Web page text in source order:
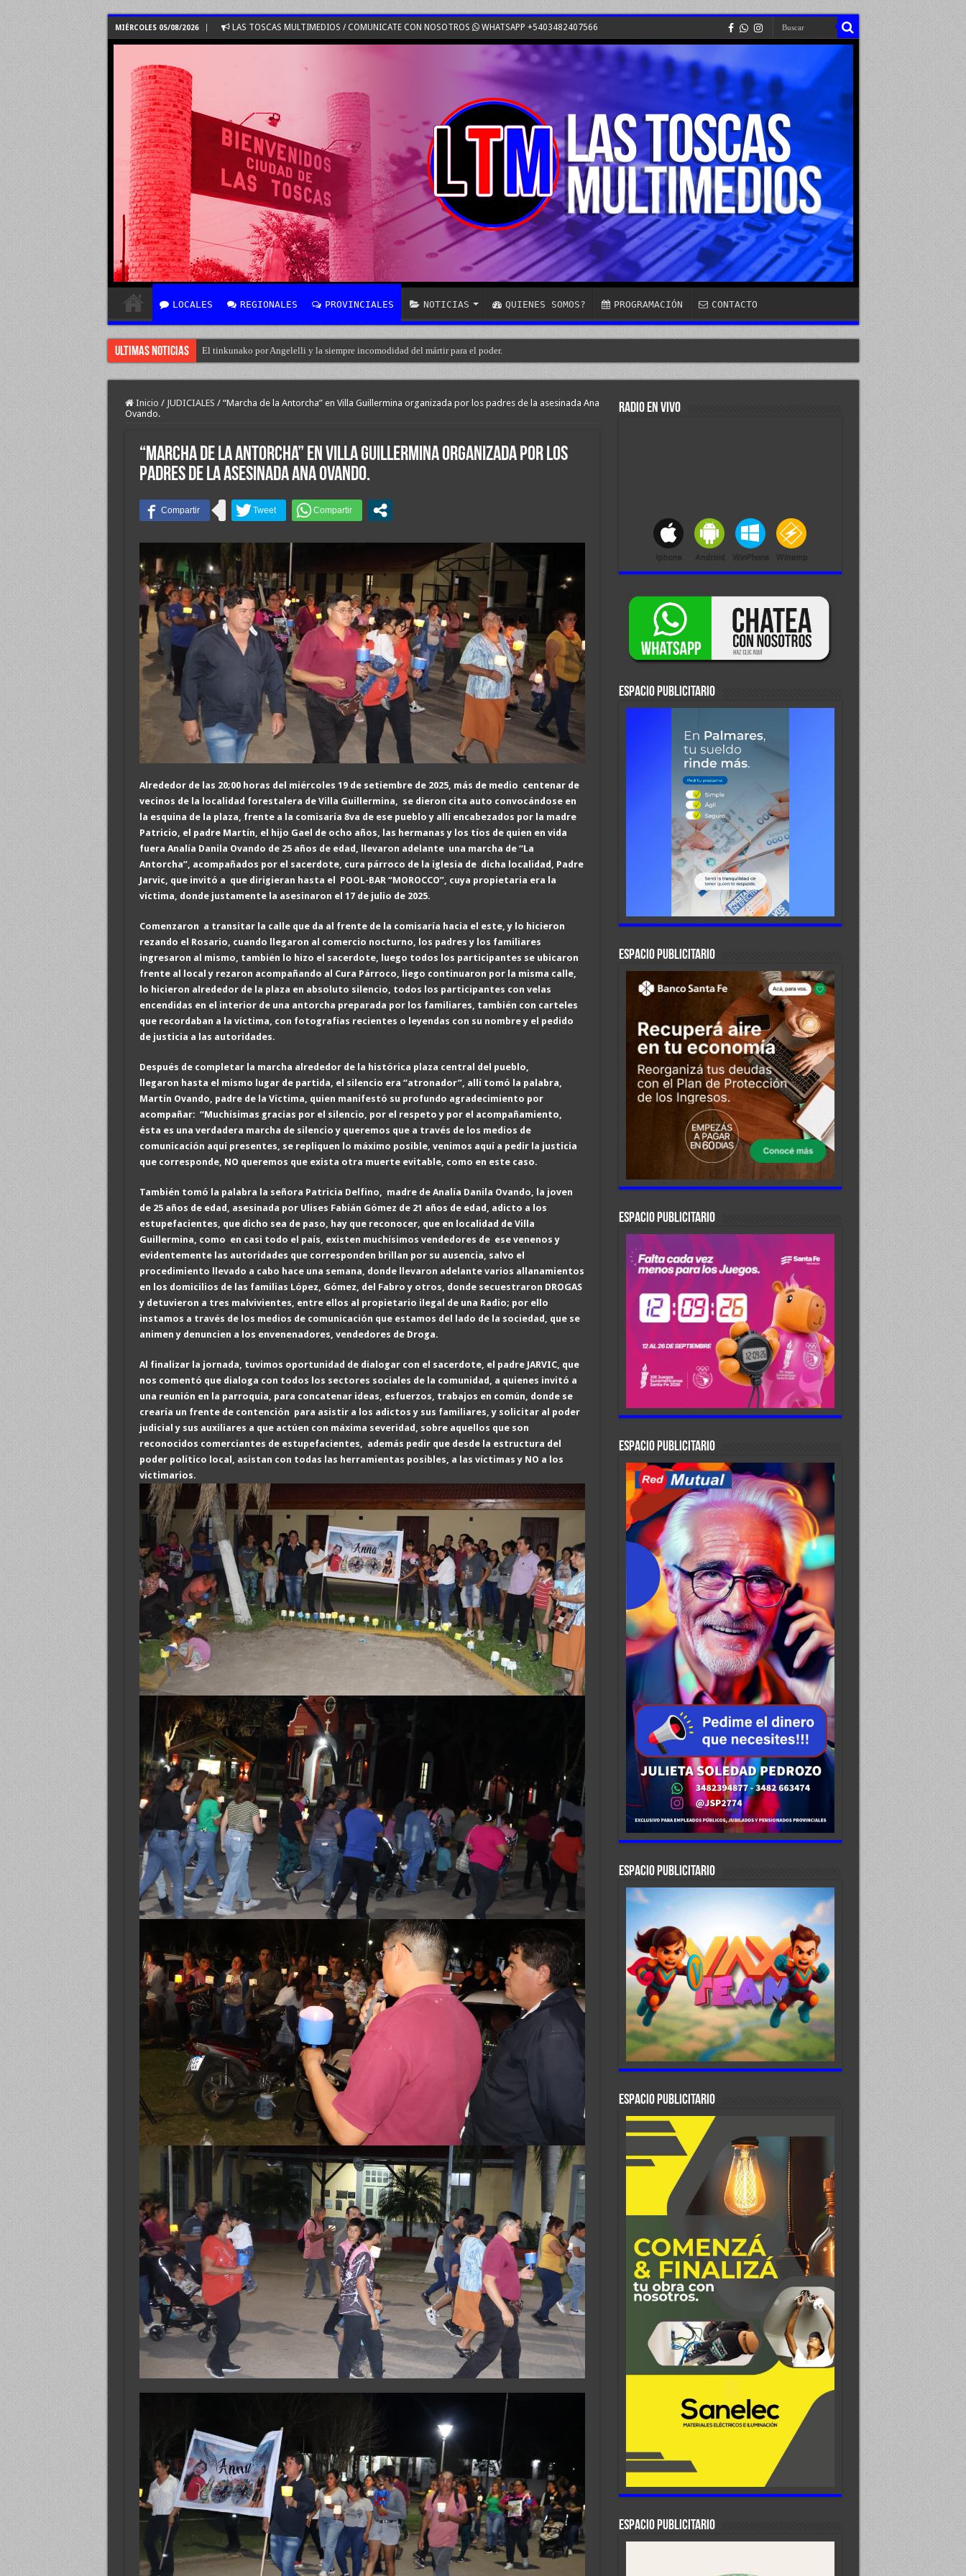
MIÉRCOLES 05/08/2026 LAS TOSCAS MULTIMEDIOS / COMUNICATE CON NOSOTROS WHATSAPP +5403482407566
LOCALES REGIONALES PROVINCIALES NOTICIAS QUIENES SOMOS? PROGRAMACIÓN CONTACTO
Ultimas Noticias El tinkunako por Angelelli y la siempre incomodidad del mártir para el poder.
El primer encuentro de “Rodanteros del Jaaukanigás”, se presentó en la municipalidad de Reconquista.
Inicio / JUDICIALES / “Marcha de la Antorcha” en Villa Guillermina organizada por los padres de la asesinada Ana
Ovando.
“Marcha de la Antorcha” en Villa Guillermina organizada por los
padres de la asesinada Ana Ovando.
Alrededor de las 20;00 horas del miércoles 19 de setiembre de 2025, más de medio centenar de
vecinos de la localidad forestalera de Villa Guillermina, se dieron cita auto convocándose en
la esquina de la plaza, frente a la comisaría 8va de ese pueblo y allí encabezados por la madre
Patricio, el padre Martín, el hijo Gael de ocho años, las hermanas y los tíos de quien en vida
fuera Analía Danila Ovando de 25 años de edad, llevaron adelante una marcha de “La
Antorcha”, acompañados por el sacerdote, cura párroco de la iglesia de dicha localidad, Padre
Jarvic, que invitó a que dirigieran hasta el POOL-BAR “MOROCCO”, cuya propietaria era la
víctima, donde justamente la asesinaron el 17 de julio de 2025.
Comenzaron a transitar la calle que da al frente de la comisaría hacia el este, y lo hicieron
rezando el Rosario, cuando llegaron al comercio nocturno, los padres y los familiares
ingresaron al mismo, también lo hizo el sacerdote, luego todos los participantes se ubicaron
frente al local y rezaron acompañando al Cura Párroco, liego continuaron por la misma calle,
lo hicieron alrededor de la plaza en absoluto silencio, todos los participantes con velas
encendidas en el interior de una antorcha preparada por los familiares, también con carteles
que recordaban a la víctima, con fotografías recientes o leyendas con su nombre y el pedido
de justicia a las autoridades.
Después de completar la marcha alrededor de la histórica plaza central del pueblo,
llegaron hasta el mismo lugar de partida, el silencio era “atronador”, allí tomó la palabra,
Martín Ovando, padre de la Víctima, quien manifestó su profundo agradecimiento por
acompañar: “Muchísimas gracias por el silencio, por el respeto y por el acompañamiento,
ésta es una verdadera marcha de silencio y queremos que a través de los medios de
comunicación aquí presentes, se repliquen lo máximo posible, venimos aquí a pedir la justicia
que corresponde, NO queremos que exista otra muerte evitable, como en este caso.
También tomó la palabra la señora Patricia Delfino, madre de Analía Danila Ovando, la joven
de 25 años de edad, asesinada por Ulises Fabián Gómez de 21 años de edad, adicto a los
estupefacientes, que dicho sea de paso, hay que reconocer, que en localidad de Villa
Guillermina, como en casi todo el país, existen muchísimos vendedores de ese venenos y
evidentemente las autoridades que corresponden brillan por su ausencia, salvo el
procedimiento llevado a cabo hace una semana, donde llevaron adelante varios allanamientos
en los domicilios de las familias López, Gómez, del Fabro y otros, donde secuestraron DROGAS
y detuvieron a tres malvivientes, entre ellos al propietario ilegal de una Radio; por ello
instamos a través de los medios de comunicación que estamos del lado de la sociedad, que se
animen y denuncien a los envenenadores, vendedores de Droga.
Al finalizar la jornada, tuvimos oportunidad de dialogar con el sacerdote, el padre JARVIC, que
nos comentó que dialoga con todos los sectores sociales de la comunidad, a quienes invitó a
una reunión en la parroquia, para concatenar ideas, esfuerzos, trabajos en común, donde se
crearía un frente de contención para asistir a los adictos y sus familiares, y solicitar al poder
judicial y sus auxiliares a que actúen con máxima severidad, sobre aquellos que son
reconocidos comerciantes de estupefacientes, además pedir que desde la estructura del
poder político local, asistan con todas las herramientas posibles, a las víctimas y NO a los
victimarios.
RADIO EN VIVO
ESPACIO PUBLICITARIO
ESPACIO PUBLICITARIO
ESPACIO PUBLICITARIO
ESPACIO PUBLICITARIO
ESPACIO PUBLICITARIO
ESPACIO PUBLICITARIO
ESPACIO PUBLICITARIO